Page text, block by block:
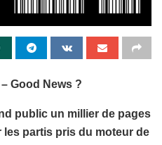
Good News ?
public un millier de pages
partis pris du moteur de